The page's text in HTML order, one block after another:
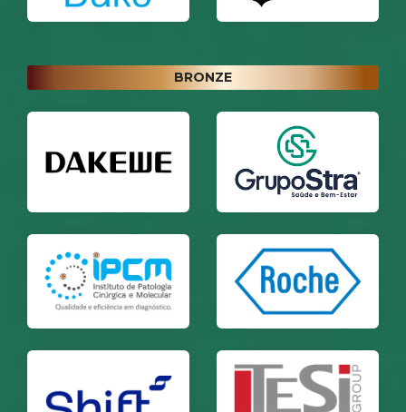
BRONZE